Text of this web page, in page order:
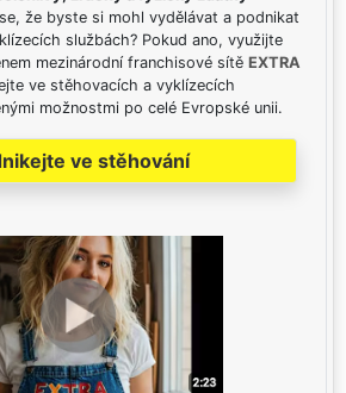
že byste si mohl vydělávat a podnikat
službách? Pokud ano, využijte
mezinárodní franchisové sítě EXTRA
ve stěhovacích a vyklízecích
možnostmi po celé Evropské unii.
ve stěhování